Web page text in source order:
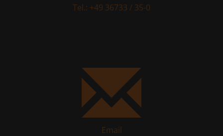
Tel.: +49 36733 / 35-0
Email